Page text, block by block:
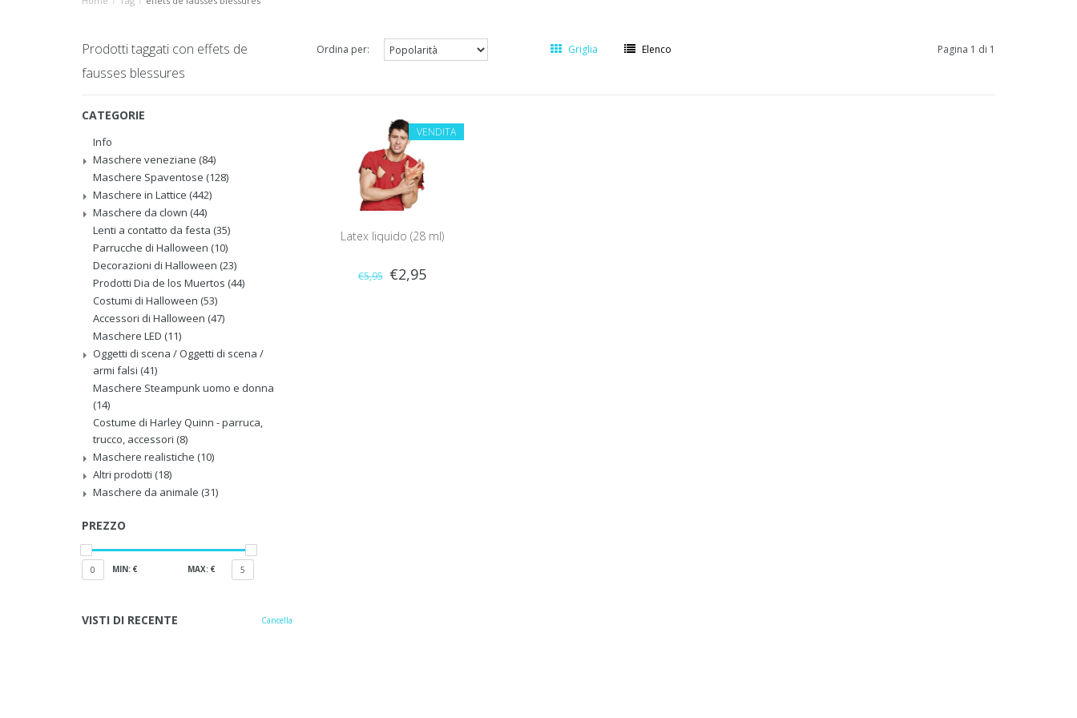
Prodotti taggati con effets de
fausses blessures
Ordina per: Griglia Elenco Pagina 1 di 1
CATEGORIE
Info
Maschere veneziane (84)
Maschere Spaventose (128)
Maschere in Lattice (442)
Maschere da clown (44)
Lenti a contatto da festa (35)
Parrucche di Halloween (10)
Decorazioni di Halloween (23)
Prodotti Dia de los Muertos (44)
Costumi di Halloween (53)
Accessori di Halloween (47)
Maschere LED (11)
Oggetti di scena / Oggetti di scena /
armi falsi (41)
Maschere Steampunk uomo e donna
(14)
Costume di Harley Quinn - parruca,
trucco, accessori (8)
Maschere realistiche (10)
Altri prodotti (18)
Maschere da animale (31)
PREZZO
0 MIN: € MAX: € 5
VISTI DI RECENTE Cancella
VENDITA
Latex liquido (28 ml)
€5,95 €2,95